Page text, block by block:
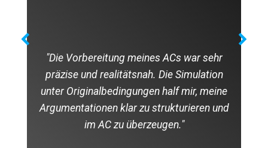
"Die Vorbereitung meines ACs war sehr
präzise und realitätsnah. Die Simulation
unter Originalbedingungen half mir, meine
Argumentationen klar zu strukturieren und
im AC zu überzeugen."